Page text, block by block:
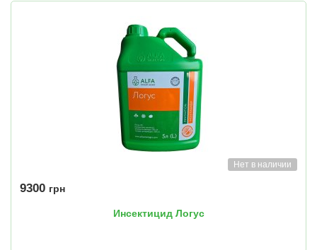
Нет в наличии
9300 грн
Инсектицид Логус